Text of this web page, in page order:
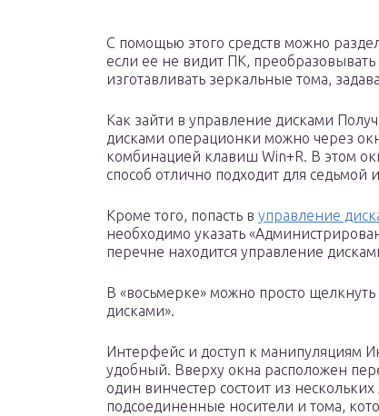
С помощью этого средств можно
если ее не видит ПК,
изготавливать зеркальные тома,
Как зайти в управление дисками
дисками операционки можно через
комбинацией клавиш Win+R. В этом
способ отлично подходит для седьмой
Кроме того, попасть в управление
необходимо указать
перечне находится управление
В «восьмерке» можно просто
дисками».
Интерфейс и доступ к манипуляциям
удобный. Вверху окна расположен
один винчестер состоит из
подсоединенные носители и тома,